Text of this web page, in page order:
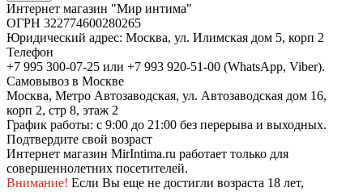
Интернет магазин "Мир интима"
ОГРН 322774600280265
Юридический адрес: Москва, ул. Илимская дом 5, корп 2
Телефон
+7 995 300-07-25 или +7 993 920-51-00 (WhatsApp, Viber).
Самовывоз в Москве
Москва, Метро Автозаводская, ул. Автозаводская дом 16,
корп 2, стр 8, этаж 2
График работы: с 9:00 до 21:00 без перерыва и выходных.
Подтвердите свой возраст
Интернет магазин MirIntima.ru работает только для
совершеннолетних посетителей.
Внимание! Если Вы еще не достигли возраста 18 лет,